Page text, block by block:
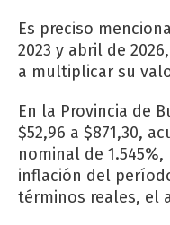
Es preciso
2023 y abril de
a multiplicar su
En la Provincia de
$52,96 a $871,30,
nominal de
inflación del
términos reales, el